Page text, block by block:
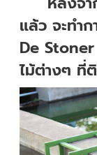
แล้ว จะทำก
De
ไม้ต่างๆ ที่